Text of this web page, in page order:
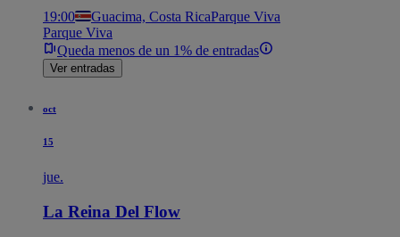
19:00 Guacima, Costa RicaParque Viva
Parque Viva
Queda menos de un 1% de entradas
Ver entradas
oct
15
jue.
La Reina Del Flow